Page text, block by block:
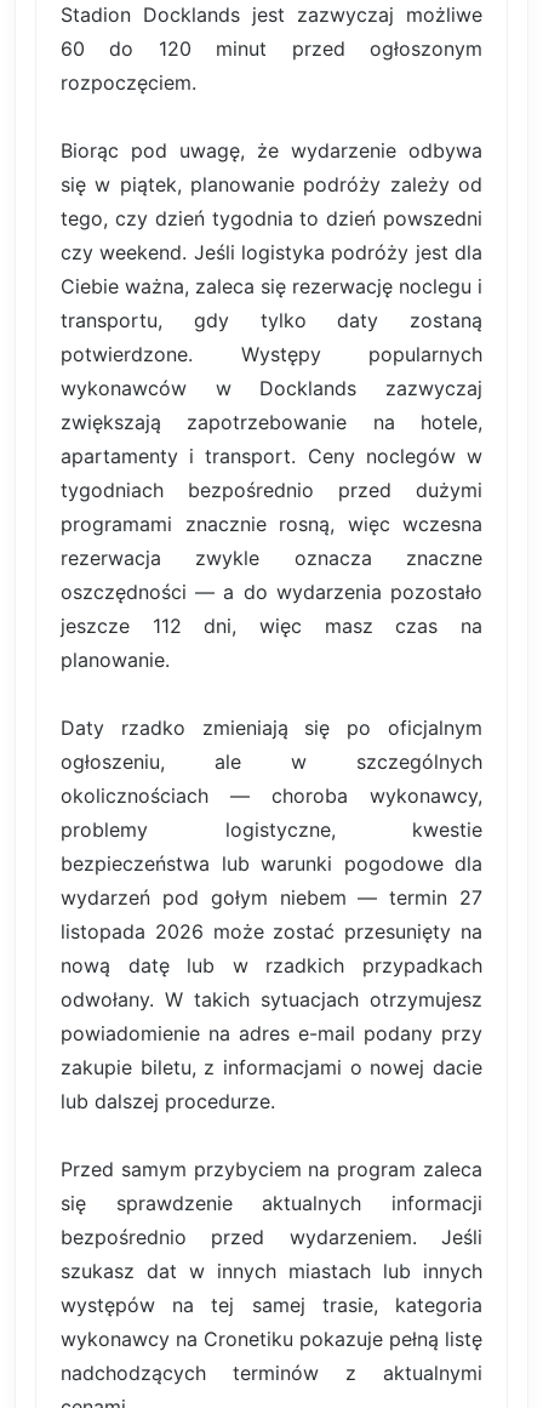
Stadion Docklands jest zazwyczaj możliwe
60 do 120 minut przed ogłoszonym
rozpoczęciem.
Biorąc pod uwagę, że wydarzenie odbywa
się w piątek, planowanie podróży zależy od
tego, czy dzień tygodnia to dzień powszedni
czy weekend. Jeśli logistyka podróży jest dla
Ciebie ważna, zaleca się rezerwację noclegu i
transportu, gdy tylko daty zostaną
potwierdzone. Występy popularnych
wykonawców w Docklands zazwyczaj
zwiększają zapotrzebowanie na hotele,
apartamenty i transport. Ceny noclegów w
tygodniach bezpośrednio przed dużymi
programami znacznie rosną, więc wczesna
rezerwacja zwykle oznacza znaczne
oszczędności — a do wydarzenia pozostało
jeszcze 112 dni, więc masz czas na
planowanie.
Daty rzadko zmieniają się po oficjalnym
ogłoszeniu, ale w szczególnych
okolicznościach — choroba wykonawcy,
problemy logistyczne, kwestie
bezpieczeństwa lub warunki pogodowe dla
wydarzeń pod gołym niebem — termin 27
listopada 2026 może zostać przesunięty na
nową datę lub w rzadkich przypadkach
odwołany. W takich sytuacjach otrzymujesz
powiadomienie na adres e-mail podany przy
zakupie biletu, z informacjami o nowej dacie
lub dalszej procedurze.
Przed samym przybyciem na program zaleca
się sprawdzenie aktualnych informacji
bezpośrednio przed wydarzeniem. Jeśli
szukasz dat w innych miastach lub innych
występów na tej samej trasie, kategoria
wykonawcy na Cronetiku pokazuje pełną listę
nadchodzących terminów z aktualnymi